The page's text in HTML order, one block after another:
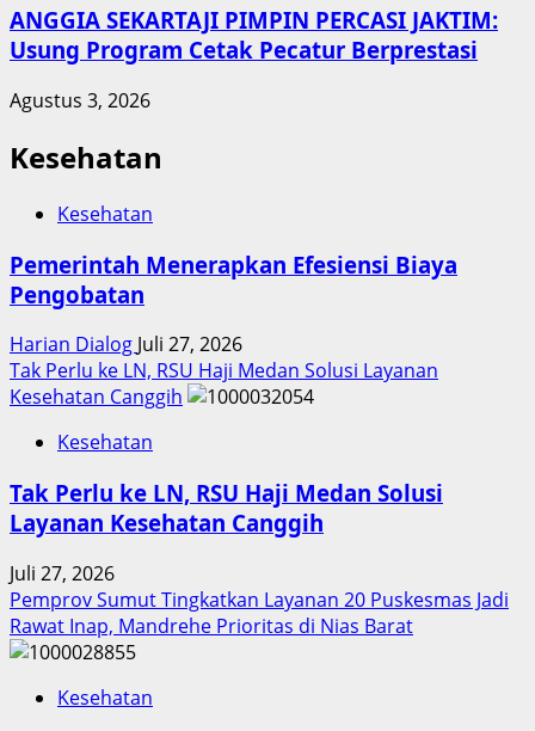
ANGGIA SEKARTAJI PIMPIN PERCASI JAKTIM:
Usung Program Cetak Pecatur Berprestasi
Agustus 3, 2026
Kesehatan
Kesehatan
Pemerintah Menerapkan Efesiensi Biaya
Pengobatan
Harian Dialog Juli 27, 2026
Tak Perlu ke LN, RSU Haji Medan Solusi Layanan
Kesehatan Canggih
Kesehatan
Tak Perlu ke LN, RSU Haji Medan Solusi
Layanan Kesehatan Canggih
Juli 27, 2026
Pemprov Sumut Tingkatkan Layanan 20 Puskesmas Jadi
Rawat Inap, Mandrehe Prioritas di Nias Barat
Kesehatan